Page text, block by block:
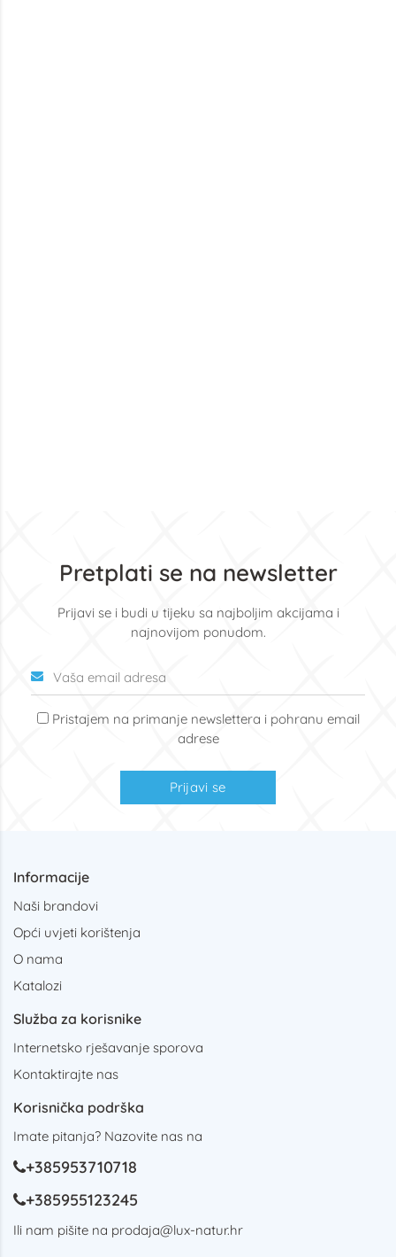
Pretplati se na newsletter
Prijavi se i budi u tijeku sa najboljim akcijama i
najnovijom ponudom.
Pristajem na primanje newslettera i pohranu email
adrese
Prijavi se
Informacije
Naši brandovi
Opći uvjeti korištenja
O nama
Katalozi
Služba za korisnike
Internetsko rješavanje sporova
Kontaktirajte nas
Korisnička podrška
Imate pitanja? Nazovite nas na
+385953710718
+385955123245
Ili nam pišite na prodaja@lux-natur.hr